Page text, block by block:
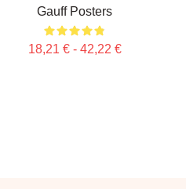
Gauff Posters
18,21 € - 42,22 €